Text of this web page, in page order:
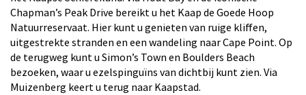
Chapman’s Peak Drive bereikt u het Kaap de Goede Hoop
Natuurreservaat. Hier kunt u genieten van ruige kliffen,
uitgestrekte stranden en een wandeling naar Cape Point. Op
de terugweg kunt u Simon’s Town en Boulders Beach
bezoeken, waar u ezelspinguïns van dichtbij kunt zien. Via
Muizenberg keert u terug naar Kaapstad.